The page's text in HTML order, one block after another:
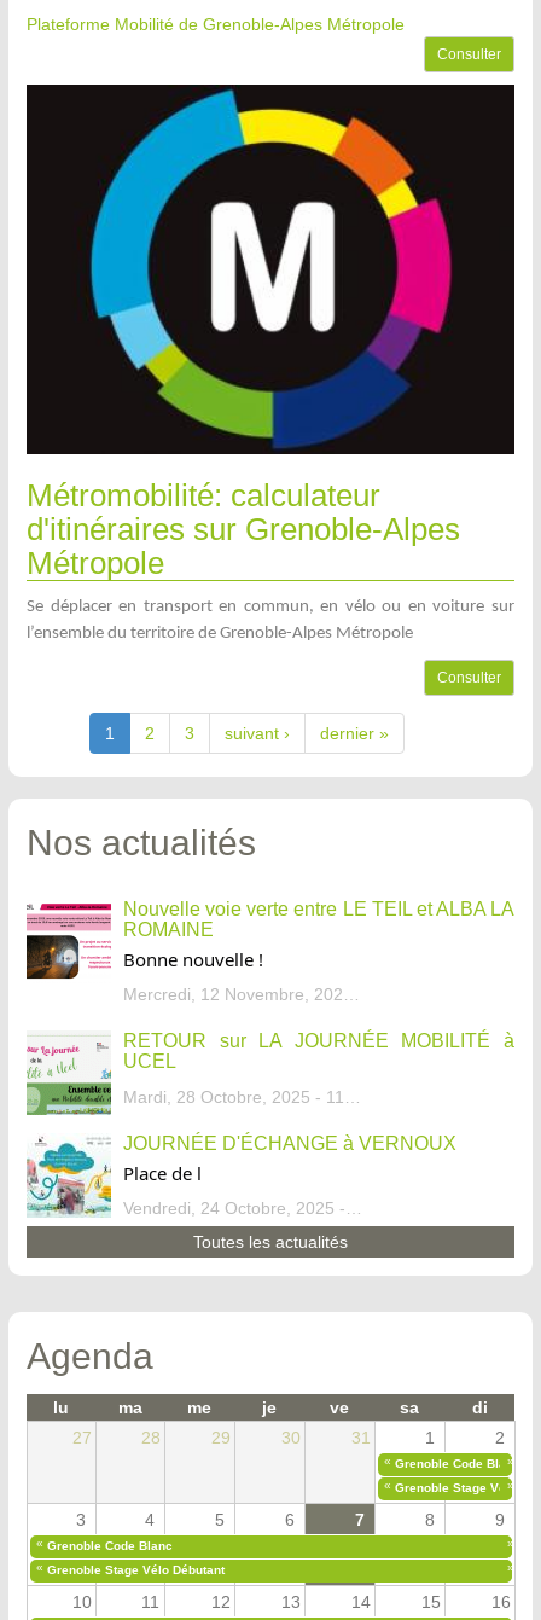
Plateforme Mobilité de Grenoble-Alpes Métropole
Consulter
Métromobilité: calculateur
d'itinéraires sur Grenoble-Alpes
Métropole
Se déplacer en transport en commun, en vélo ou en voiture sur
l’ensemble du territoire de Grenoble-Alpes Métropole
Consulter
1 2 3 suivant › dernier »
Nos actualités
Nouvelle voie verte entre LE TEIL et ALBA LA
ROMAINE
Bonne nouvelle !
RETOUR sur LA JOURNÉE MOBILITÉ à
UCEL
JOURNÉE D'ÉCHANGE à VERNOUX
Place de l
Toutes les actualités
Agenda
lu ma me je ve sa
di
27
28 29 30 31 1 2
« Grenoble Code Blanc
»
« Grenoble Stage Vélo
»
3 4 5 6 7 8 9
« Grenoble Code Blanc
»
« Grenoble Stage Vélo Débutant »
10 11 12 13 14 15 16